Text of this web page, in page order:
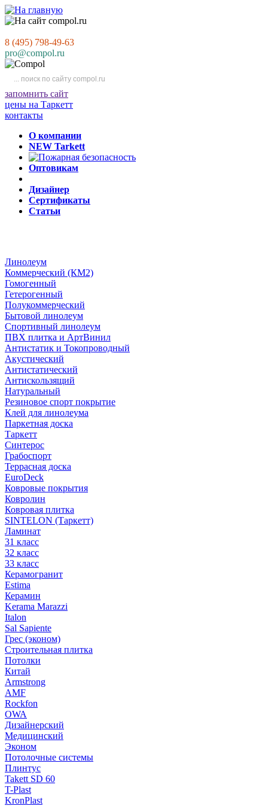
8 (495) 798-49-63
pro@compol.ru
запомнить сайт
цены на Таркетт
контакты
О компании
NEW Tarkett
Оптовикам
Дизайнер
Сертификаты
Статьи
Линолеум
Коммерческий (КМ2)
Гомогенный
Гетерогенный
Полукоммерческий
Бытовой линолеум
Спортивный линолеум
ПВХ плитка и АртВинил
Антистатик и Токопроводный
Акустический
Антистатический
Антискользящий
Натуральный
Резиновое спорт покрытие
Клей для линолеума
Паркетная доска
Таркетт
Синтерос
Грабоспорт
Террасная доска
EuroDeck
Ковровые покрытия
Ковролин
Ковровая плитка
SINTELON (Таркетт)
Ламинат
31 класс
32 класс
33 класс
Керамогранит
Estima
Керамин
Kerama Marazzi
Italon
Sal Sapiente
Грес (эконом)
Строительная плитка
Потолки
Китай
Armstrong
AMF
Rockfon
OWA
Дизайнерский
Медицинский
Эконом
Потолочные системы
Плинтус
Takett SD 60
T-Plast
KronPlast